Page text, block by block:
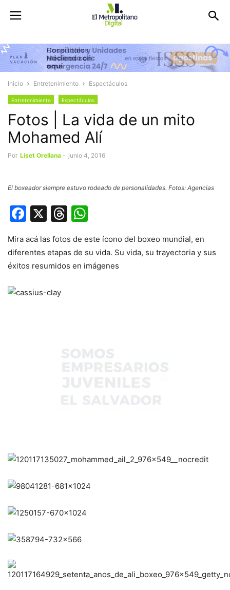
Inicio Entretenimiento Espectáculos
Entretenimiento Espectáculos
Fotos | La vida de un mito
Mohamed Alí
Por Liset Orellana - junio 4, 2016
El boxeador siempre estuvo rodeado de personalidades. Fotos: Agencias
Facebook
X Threads
Mira acá las fotos de este ícono del boxeo mundial, en
diferentes etapas de su vida. Su vida, su trayectoria y sus
éxitos resumidos en imágenes